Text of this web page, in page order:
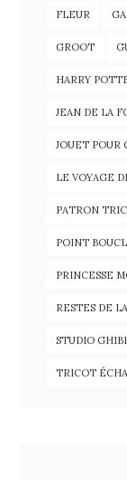
FLEUR
GROOT
HARRY
JEAN DE LA
JOUET POUR
LE VOYAGE
PATRON
POINT
PRINCESSE
RESTES DE
STUDIO
TRICOT